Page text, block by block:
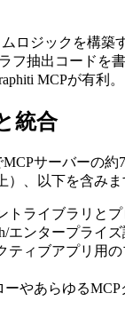
ロジックを構築
フ抽出コードを
MCPが有利。
統合
サーバーの約
）、以下を含みま
トライブラリと
エンタープライズ
ティブアプリ用
ーやあらゆる